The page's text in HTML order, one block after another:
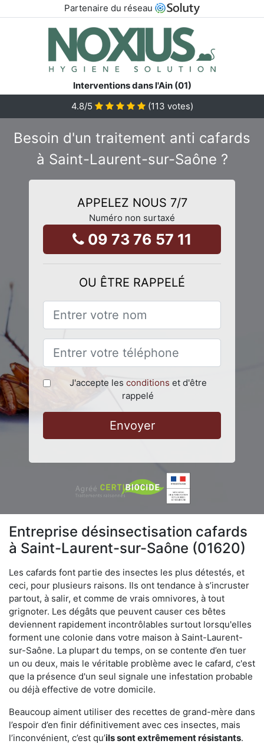
Partenaire du réseau
Interventions dans l'Ain (01)
4.8/5 (113 votes)
Besoin d'un traitement anti cafards
à Saint-Laurent-sur-Saône ?
APPELEZ NOUS 7/7
Numéro non surtaxé
09 73 76 57 11
OU ÊTRE RAPPELÉ
J'accepte les conditions et d'être
rappelé
Envoyer
Entreprise désinsectisation cafards
à Saint-Laurent-sur-Saône (01620)
Les cafards font partie des insectes les plus détestés, et
ceci, pour plusieurs raisons. Ils ont tendance à s’incruster
partout, à salir, et comme de vrais omnivores, à tout
grignoter. Les dégâts que peuvent causer ces bêtes
deviennent rapidement incontrôlables surtout lorsqu'elles
forment une colonie dans votre maison à Saint-Laurent-
sur-Saône. La plupart du temps, on se contente d’en tuer
un ou deux, mais le véritable problème avec le cafard, c'est
que la présence d'un seul signale une infestation probable
ou déjà effective de votre domicile.
Beaucoup aiment utiliser des recettes de grand-mère dans
l’espoir d’en finir définitivement avec ces insectes, mais
l’inconvénient, c’est qu’ils sont extrêmement résistants.